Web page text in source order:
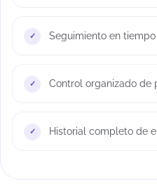
Seguimiento en
Control organizado de
Historial completo de